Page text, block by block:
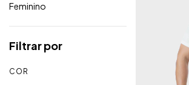
Feminino
Filtrar por
COR